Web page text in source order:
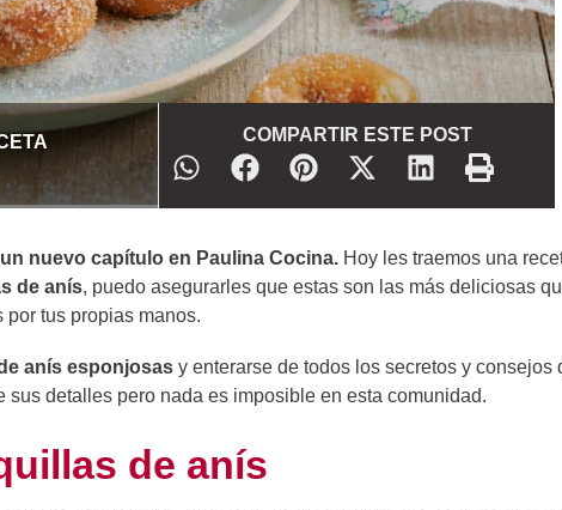
COMPARTIR ESTE POST
nuevo capítulo en Paulina Cocina. Hoy les traemos una
de anís, puedo asegurarles que estas son las más deliciosas
por tus propias manos.
anís esponjosas y enterarse de todos los secretos y consejos
detalles pero nada es imposible en esta comunidad.
de anís